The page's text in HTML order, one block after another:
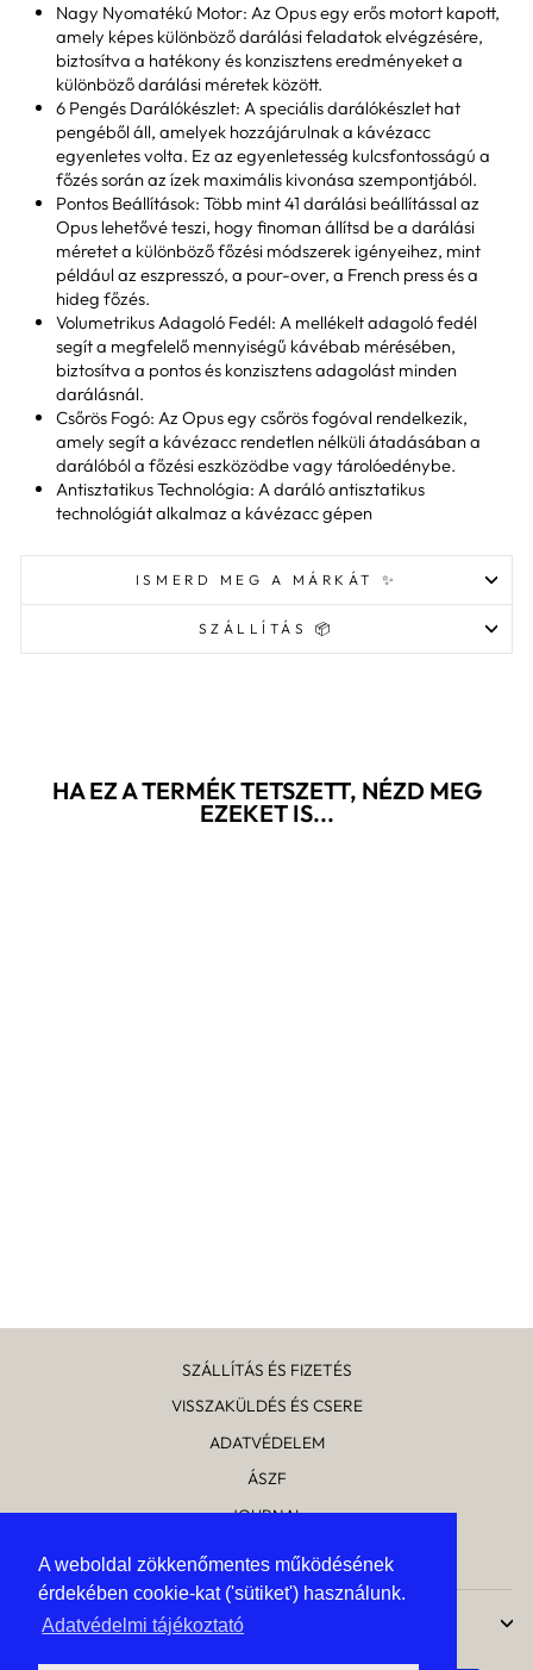
A weboldal zökkenőmentes működésének
érdekében cookie-kat ('sütiket') használunk.
Adatvédelmi tájékoztató
A weboldal zökkenőmentes működésének
érdekében cookie-kat ('sütiket') használunk.
Adatvédelmi tájékoztató
Nagy Nyomatékú Motor: Az Opus egy erős motort kapott,
amely képes különböző darálási feladatok elvégzésére,
biztosítva a hatékony és konzisztens eredményeket a
különböző darálási méretek között.
6 Pengés Darálókészlet: A speciális darálókészlet hat
pengéből áll, amelyek hozzájárulnak a kávézacc
egyenletes volta. Ez az egyenletesség kulcsfontosságú a
főzés során az ízek maximális kivonása szempontjából.
Pontos Beállítások: Több mint 41 darálási beállítással az
Opus lehetővé teszi, hogy finoman állítsd be a darálási
méretet a különböző főzési módszerek igényeihez, mint
például az eszpresszó, a pour-over, a French press és a
hideg főzés.
Volumetrikus Adagoló Fedél: A mellékelt adagoló fedél
segít a megfelelő mennyiségű kávébab mérésében,
biztosítva a pontos és konzisztens adagolást minden
darálásnál.
Csőrös Fogó: Az Opus egy csőrös fogóval rendelkezik,
amely segít a kávézacc rendetlen nélküli átadásában a
darálóból a főzési eszközödbe vagy tárolóedénybe.
Antisztatikus Technológia: A daráló antisztatikus
technológiát alkalmaz a kávézacc gépen
ISMERD MEG A MÁRKÁT ✨
SZÁLLÍTÁS 📦
HA EZ A TERMÉK TETSZETT, NÉZD MEG
EZEKET IS...
SZÁLLÍTÁS ÉS FIZETÉS
VISSZAKÜLDÉS ÉS CSERE
ADATVÉDELEM
ÁSZF
JOURNAL
RÓLUNK
UPTOSTYLE